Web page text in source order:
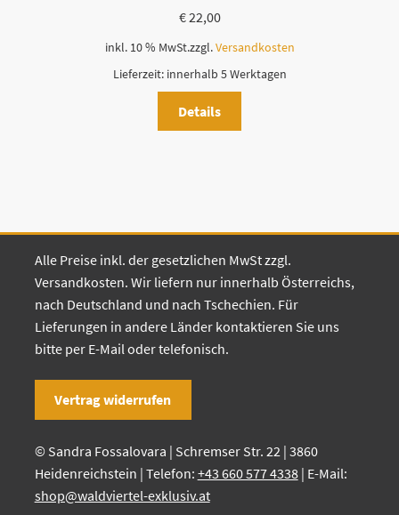
€22,00
inkl. 10 % MwSt.zzgl.Versandkosten
Lieferzeit: innerhalb 5 Werktagen
Details
Alle Preise inkl. der gesetzlichen MwSt zzgl.
Versandkosten. Wir liefern nur innerhalb Österreichs,
nach Deutschland und nach Tschechien. Für
Lieferungen in andere Länder kontaktieren Sie uns
bitte per E-Mail oder telefonisch.
Vertrag widerrufen
© Sandra Fossalovara | Schremser Str. 22 | 3860
Heidenreichstein | Telefon: +43 660 577 4338| E-Mail:
shop@waldviertel-exklusiv.at